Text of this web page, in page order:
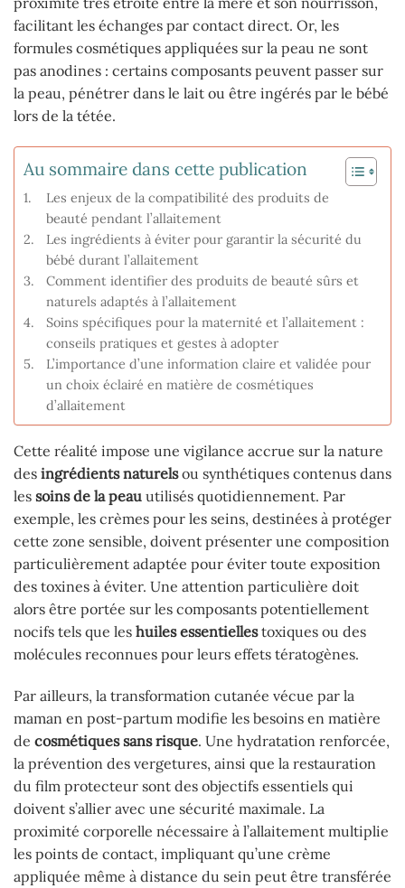
facilitant les échanges par contact direct. Or, les
formules cosmétiques appliquées sur la peau ne sont
pas anodines : certains composants peuvent passer sur
la peau, pénétrer dans le lait ou être ingérés par le bébé
lors de la tétée.
Au sommaire dans cette publication
Les enjeux de la compatibilité des produits de
beauté pendant l’allaitement
Les ingrédients à éviter pour garantir la sécurité du
bébé durant l’allaitement
Comment identifier des produits de beauté sûrs et
naturels adaptés à l’allaitement
Soins spécifiques pour la maternité et l’allaitement :
conseils pratiques et gestes à adopter
L’importance d’une information claire et validée pour
un choix éclairé en matière de cosmétiques
d’allaitement
Cette réalité impose une vigilance accrue sur la nature
des ingrédients naturelsou synthétiques contenus dans
les soins de la peau utilisés quotidiennement. Par
exemple, les crèmes pour les seins, destinées à protéger
cette zone sensible, doivent présenter une composition
particulièrement adaptée pour éviter toute exposition
des toxines à éviter. Une attention particulière doit
alors être portée sur les composants potentiellement
nocifs tels que les huiles essentiellestoxiques ou des
molécules reconnues pour leurs effets tératogènes.
Par ailleurs, la transformation cutanée vécue par la
maman en post-partum modifie les besoins en matière
de cosmétiques sans risque. Une hydratation renforcée,
la prévention des vergetures, ainsi que la restauration
du film protecteur sont des objectifs essentiels qui
doivent s’allier avec une sécurité maximale. La
proximité corporelle nécessaire à l’allaitement multiplie
les points de contact, impliquant qu’une crème
appliquée même à distance du sein peut être transférée